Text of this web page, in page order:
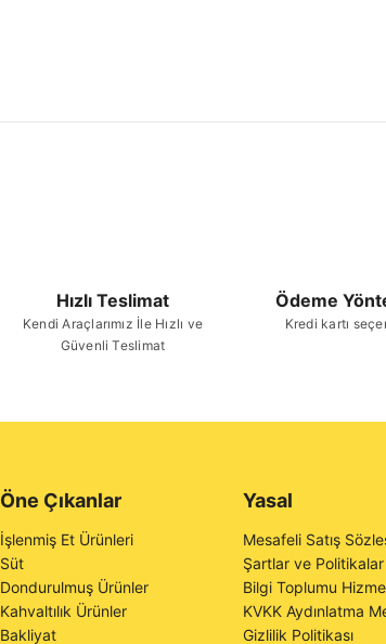
Hızlı Teslimat
Kendi Araçlarımız İle Hızlı ve
Güvenli Teslimat
Ödeme
Kredi kartı
Öne Çıkanlar
İşlenmiş Et Ürünleri
Süt
Dondurulmuş Ürünler
Kahvaltılık Ürünler
Bakliyat
Yasal
Mesafeli Satış
Şartlar ve Politikalar
Bilgi Toplumu
KVKK Aydınlatma
Gizlilik Politikası